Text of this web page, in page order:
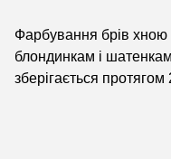
Фарбування брів хною
блондинкам і
зберігається протягом